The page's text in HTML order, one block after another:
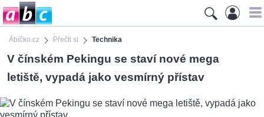
Ábíčko.cz Přečti si Technika
V čínském Pekingu se staví nové mega
letiště, vypadá jako vesmírný přístav